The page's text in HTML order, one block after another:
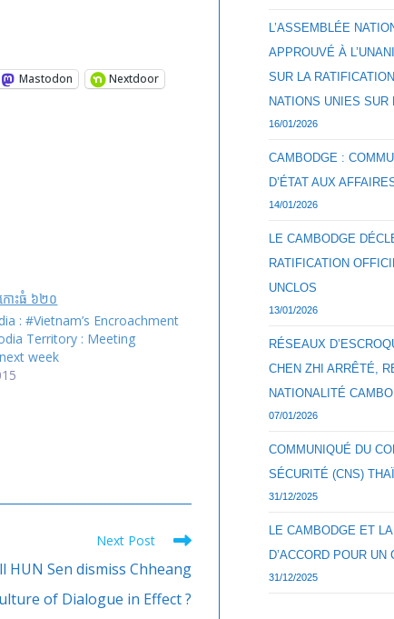
Mastodon Nextdoor
: #Vietnam’s Encroachment
Territory : Meeting
week
Next Post
HUN Sen dismiss Chheang
of Dialogue in Effect ?
L’ASSEMBLÉE
APPROUVÉ À
SUR LA
NATIONS UNIES
16/01/2026
CAMBODGE :
D’ÉTAT AUX
14/01/2026
LE CAMBODGE
RATIFICATION
UNCLOS
13/01/2026
RÉSEAUX
CHEN ZHI ARRÊTÉ,
NATIONALITÉ
07/01/2026
COMMUNIQUÉ DU
SÉCURITÉ (CNS)
31/12/2025
LE CAMBODGE ET
D’ACCORD POUR
31/12/2025